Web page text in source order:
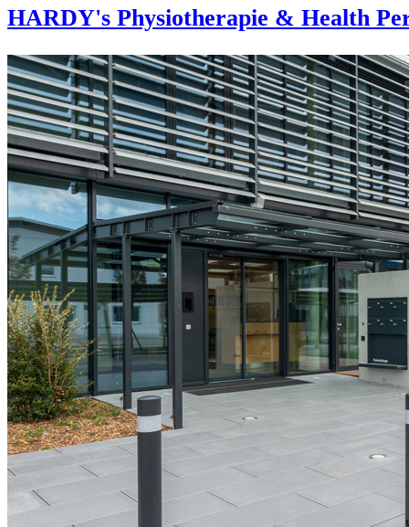
HARDY's Physiotherapie & Health